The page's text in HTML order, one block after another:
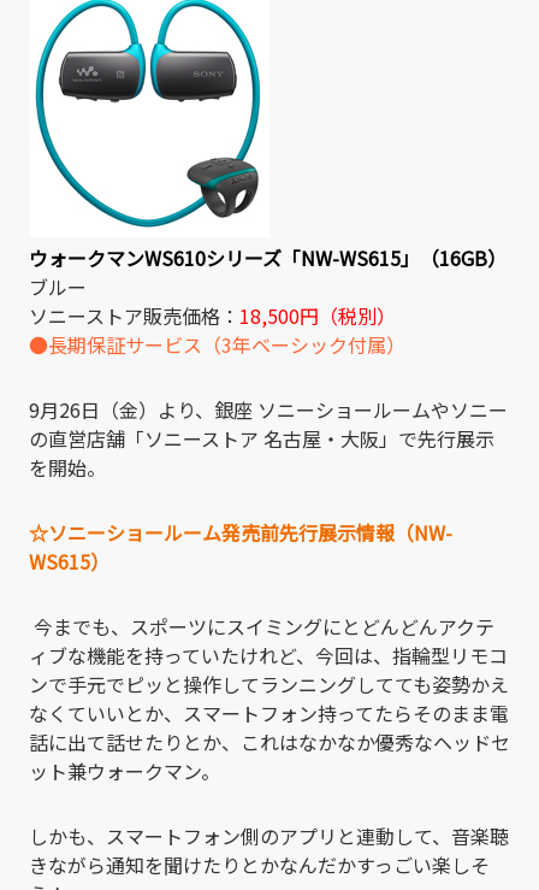
ウォークマンWS610シリーズ「NW-WS615」（16GB）
ブルー
ソニーストア販売価格： 18,500円（税別）
●長期保証サービス（3年ベーシック付属）
9月26日（金）より、銀座 ソニーショールームやソニー
の直営店舗「ソニーストア 名古屋・大阪」で先行展示
を開始。
☆ソニーショールーム発売前先行展示情報（NW-
WS615）
今までも、スポーツにスイミングにとどんどんアクテ
ィブな機能を持っていたけれど、今回は、指輪型リモコ
ンで手元でピッと操作してランニングしてても姿勢かえ
なくていいとか、スマートフォン持ってたらそのまま電
話に出て話せたりとか、これはなかなか優秀なヘッドセ
ット兼ウォークマン。
しかも、スマートフォン側のアプリと連動して、音楽聴
きながら通知を聞けたりとかなんだかすっごい楽しそ